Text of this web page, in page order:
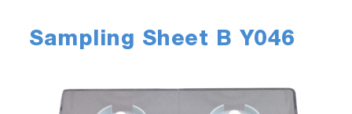
Sampling Sheet B Y046